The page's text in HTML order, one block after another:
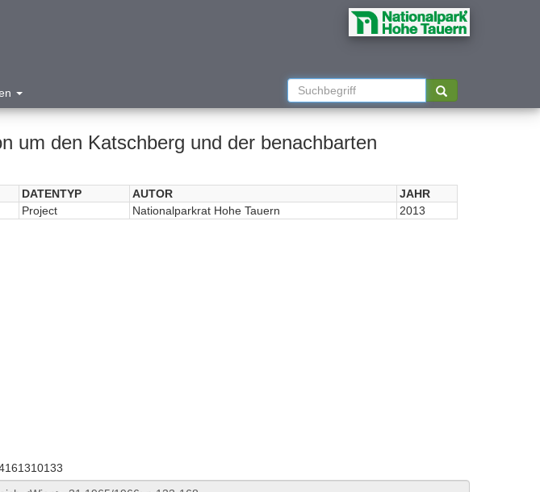
um den Katschberg und der benachbarten
DATENTYP AUTOR
JAHR
Project Nationalparkrat Hohe Tauern 2013